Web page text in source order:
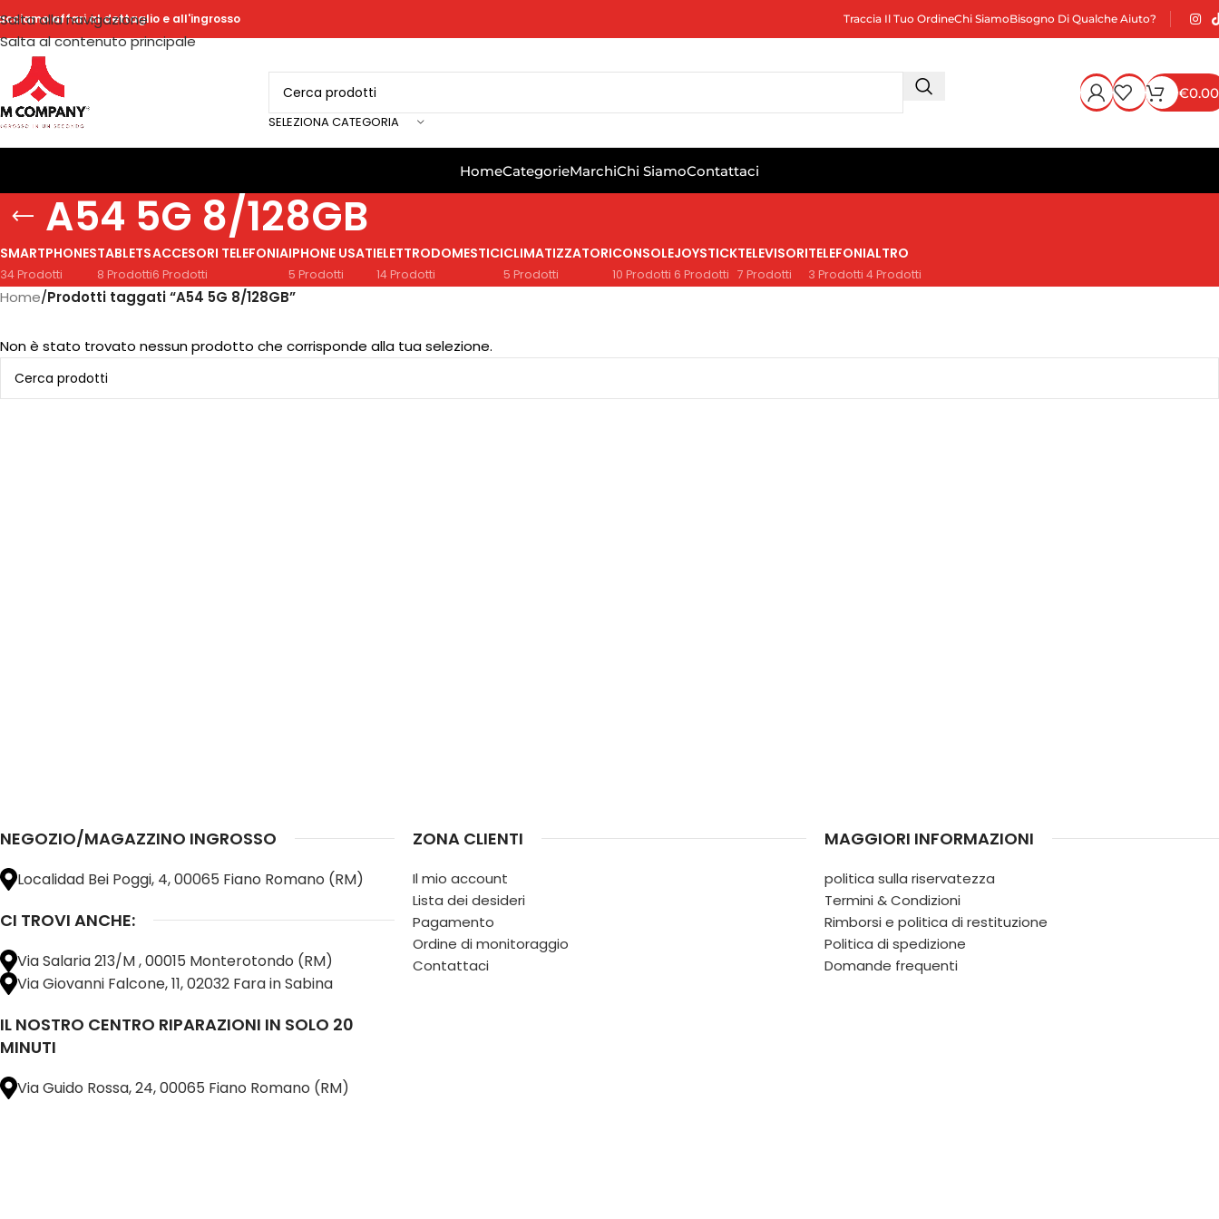
Salta alla navigazione
Salta al contenuto principale
affari al dettaglio e all'ingrosso Traccia Il Tuo OrdineChi SiamoBisogno Di Qualche Aiuto?
SELEZIONA CATEGORIA
€0.00
HomeCategorieMarchiChi SiamoContattaci
A54 5G 8/128GB
SMARTPHONES
34 Prodotti
TABLETS
8 Prodotti
ACCESORI TELEFONIA
6 Prodotti
IPHONE USATI
5 Prodotti
ELETTRODOMESTICI
14 Prodotti
CLIMATIZZATORI
5 Prodotti
CONSOLE
10 Prodotti
JOYSTICK
6 Prodotti
TELEVISORI
7 Prodotti
TELEFONI
3 Prodotti
ALTRO
4 Prodotti
Home/Prodotti taggati “A54 5G 8/128GB”
Non è stato trovato nessun prodotto che corrisponde alla tua selezione.
NEGOZIO/MAGAZZINO INGROSSO
Localidad Bei Poggi, 4, 00065 Fiano Romano (RM)
CI TROVI ANCHE:
Via Salaria 213/M , 00015 Monterotondo (RM)
Via Giovanni Falcone, 11, 02032 Fara in Sabina
IL NOSTRO CENTRO RIPARAZIONI IN SOLO 20
MINUTI
Via Guido Rossa, 24, 00065 Fiano Romano (RM)
ZONA CLIENTI
Il mio account
Lista dei desideri
Pagamento
Ordine di monitoraggio
Contattaci
MAGGIORI INFORMAZIONI
politica sulla riservatezza
Termini & Condizioni
Rimborsi e politica di restituzione
Politica di spedizione
Domande frequenti